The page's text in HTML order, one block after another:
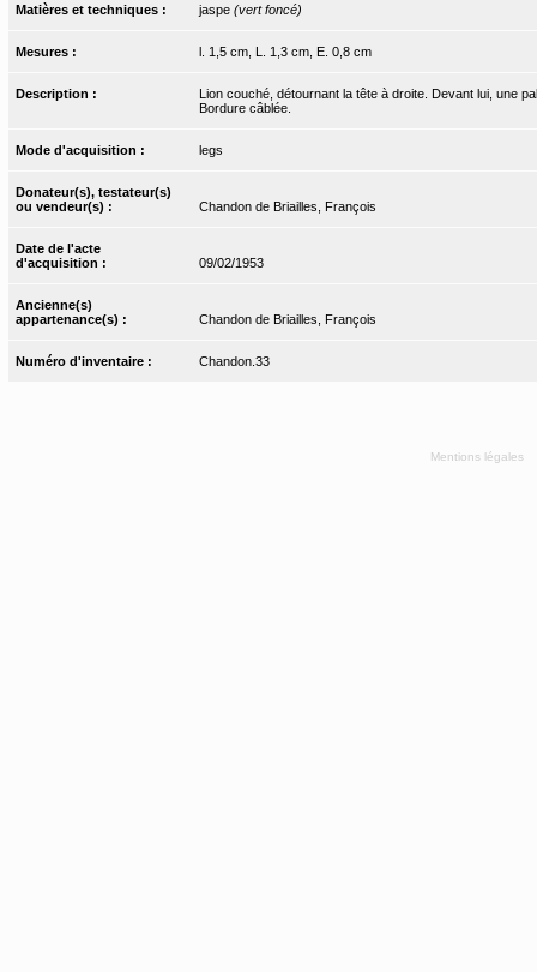
Matières et techniques : jaspe (vert foncé)
Mesures : l. 1,5 cm, L. 1,3 cm, E. 0,8 cm
Description :
Lion couché, détournant la tête à droite. Devant lui, une
Bordure câblée.
Mode d'acquisition : legs
Donateur(s), testateur(s)
ou vendeur(s) :
Chandon de Briailles, François
Date de l'acte
d'acquisition :
09/02/1953
Ancienne(s)
appartenance(s) :
Chandon de Briailles, François
Numéro d'inventaire : Chandon.33
Mentions légales